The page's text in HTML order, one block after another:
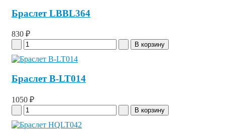
Браслет LBBL364
830 ₽
Браслет B-LT014
1050 ₽